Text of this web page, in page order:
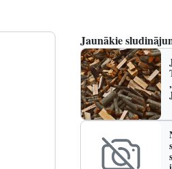
Jaunākie